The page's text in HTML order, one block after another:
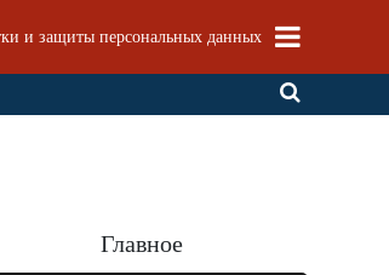
и защиты персональных данных
Главное